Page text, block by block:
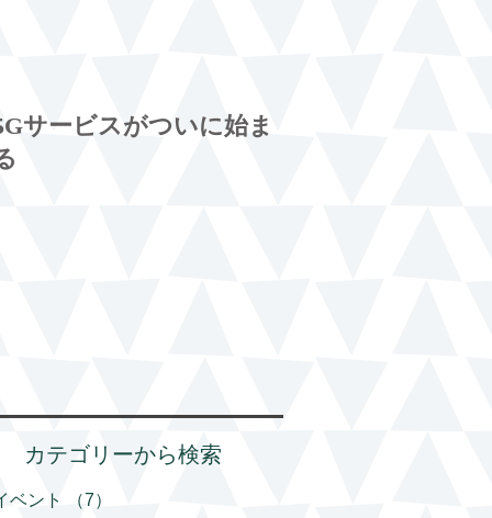
サービスがついに始ま
カテゴリーから検索
ベント （7）